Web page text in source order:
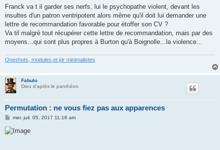
Franck va t il garder ses nerfs, lui le psychopathe violent, devant les
insultes d'un patron ventripotent alors même qu'il doit lui demander une
lettre de recommandation favorable pour étoffer son CV ?
Va til malgré tout récupérer cette lettre de recommandation, mais par des
moyens...qui sont plus propres à Burton qu'à Boignolle...la violence...
Oneshots, modules et jdr minimalistes
Fabulo
Dieu d'après le panthéon
Permutation : ne vous fiez pas aux apparences
M
s
s
mer. juil. 05, 2017 11:16 am